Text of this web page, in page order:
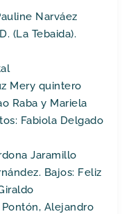
Narváez
(La Tebaida).
Mery quintero
Raba y Mariela
Fabiola Delgado
Jaramillo
Bajos: Feliz
Pontón, Alejandro